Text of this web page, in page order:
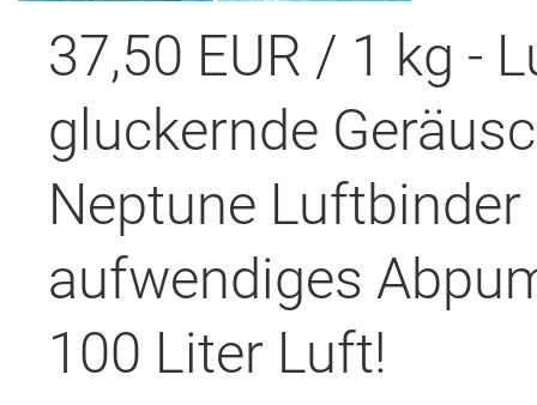
37,50 EUR / 1 kg -
gluckernde
Neptune
aufwendiges
100 Liter Luft!